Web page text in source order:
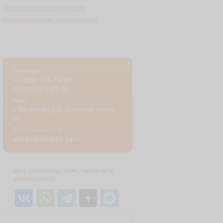
Посмотреть все благодарности
Посмотреть отзывы наших клиентов
Телефоны:
+7 (800) 700-59-09
+7 (910) 973-01-00
Адрес:
г. Петрозаводск, Коммунистов ул.,
50
Электронная почта:
info@lakokraska-ya.ru